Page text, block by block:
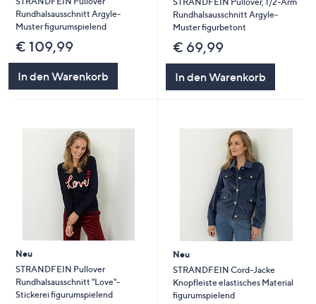
Rundhalsausschnitt Argyle-
Muster figurumspielend
€ 109,99
In den Warenkorb
Rundhalsausschnitt Argyle-
Muster figurbetont
€ 69,99
In den Warenkorb
Neu
STRANDFEIN Pullover
Rundhalsausschnitt "Love"-
Stickerei figurumspielend
Neu
STRANDFEIN Cord-Jacke
Knopfleiste elastisches Material
figurumspielend